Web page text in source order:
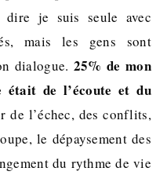
dire je suis seule avec
mais les gens sont
dialogue. 25% de mon
était de l’écoute et du
de l’échec, des conflits,
le dépaysement des
du rythme de vie